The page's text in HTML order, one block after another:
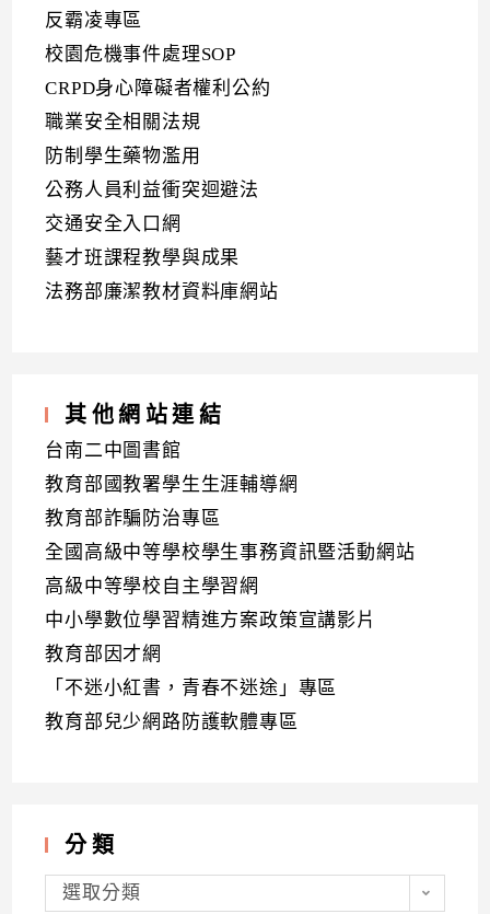
反霸凌專區
校園危機事件處理SOP
CRPD身心障礙者權利公約
職業安全相關法規
防制學生藥物濫用
公務人員利益衝突迴避法
交通安全入口網
藝才班課程教學與成果
法務部廉潔教材資料庫網站
其他網站連結
台南二中圖書館
教育部國教署學生生涯輔導網
教育部詐騙防治專區
全國高級中等學校學生事務資訊暨活動網站
高級中等學校自主學習網
中小學數位學習精進方案政策宣講影片
教育部因才網
「不迷小紅書，青春不迷途」專區
教育部兒少網路防護軟體專區
分類
分
類選取分類